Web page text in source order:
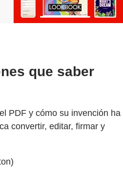
que saber
PDF y cómo su invención ha
convertir, editar, firmar y